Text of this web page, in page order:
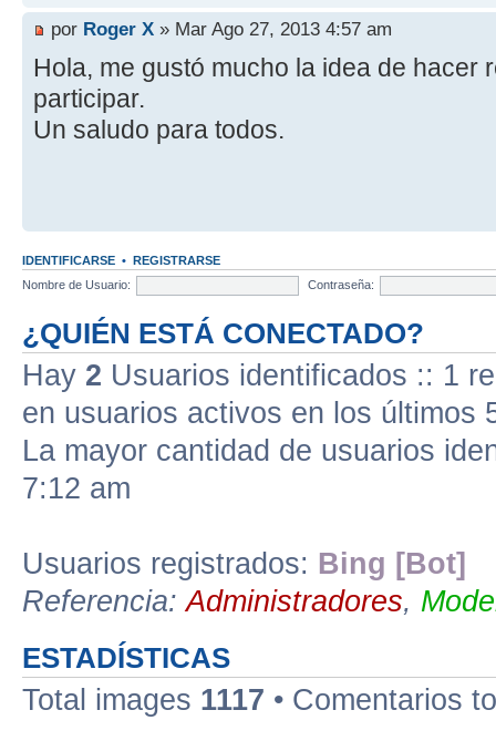
por Roger X » Mar Ago 27, 2013 4:57 am
Hola, me gustó mucho la idea de hacer
participar.
Un saludo para todos.
IDENTIFICARSE • REGISTRARSE
Nombre de Usuario:
Contraseña:
¿QUIÉN ESTÁ CONECTADO?
Hay 2 Usuarios identificados :: 1
en usuarios activos en los últimos
La mayor cantidad de usuarios
7:12 am
Usuarios registrados: Bing [Bot]
Referencia:Administradores,
ESTADÍSTICAS
Total images 1117 • Comentarios